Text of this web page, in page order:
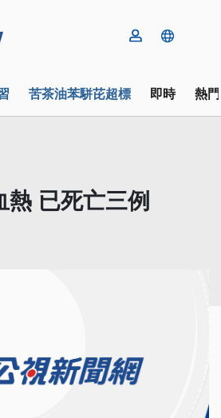
苦茶油苯駢芘超標 即時 熱
熱 已死亡三例